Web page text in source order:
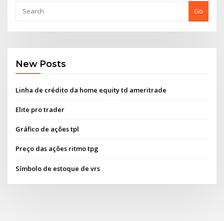
Go
New Posts
Linha de crédito da home equity td ameritrade
Elite pro trader
Gráfico de ações tpl
Preço das ações ritmo tpg
Símbolo de estoque de vrs